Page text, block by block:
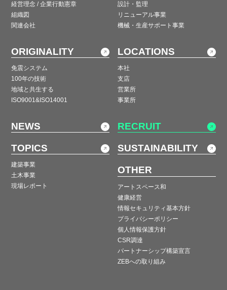
経営理念 / 企業行動憲章
組織図
関連会社
設計・監理
リニューアル事業
機械・生産サポート事業
ORIGINALITY
免震システム
100年の技術
地域と共生する
ISO9001&ISO14001
LOCATIONS
本社
支店
営業所
事業所
NEWS
TOPICS
建築事業
土木事業
現場レポート
RECRUIT
SUSTAINABILITY
OTHER
アートスペース和
健康経営
情報セキュリティ基本方針
プライバシーポリシー
個人情報保護方針
CSR調達
パートナーシップ構築宣言
ZEBへの取り組み